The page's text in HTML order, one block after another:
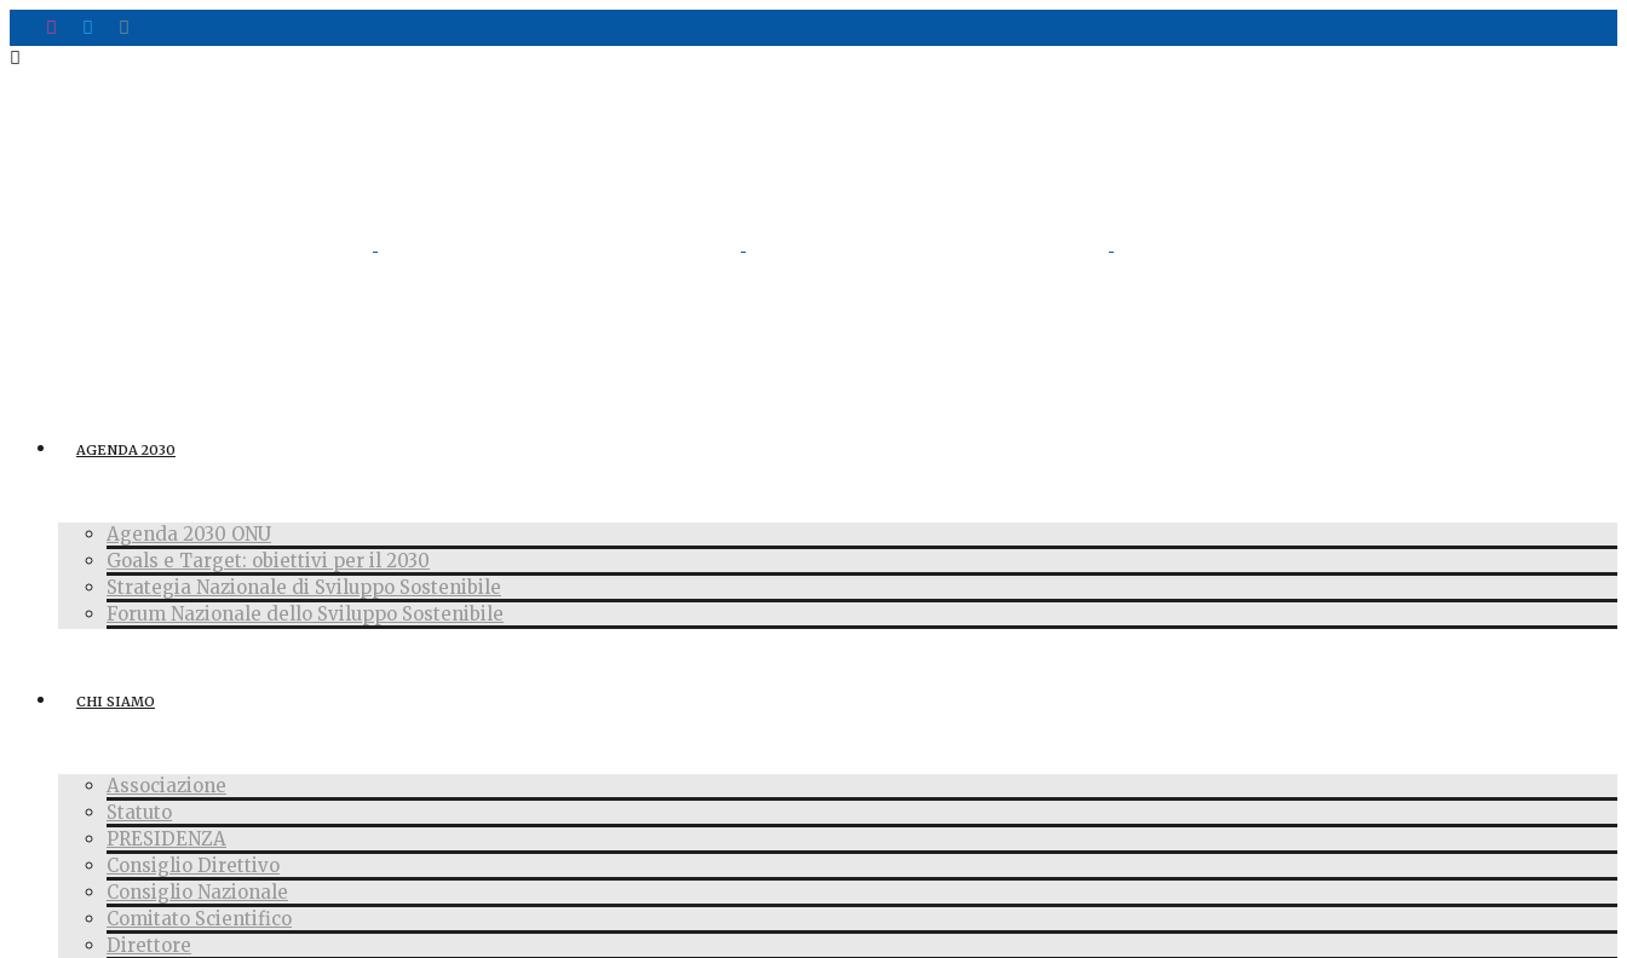
AGENDA 2030
Agenda 2030 ONU
Goals e Target: obiettivi per il 2030
Strategia Nazionale di Sviluppo Sostenibile
Forum Nazionale dello Sviluppo Sostenibile
CHI SIAMO
Associazione
Statuto
PRESIDENZA
Consiglio Direttivo
Consiglio Nazionale
Comitato Scientifico
Direttore